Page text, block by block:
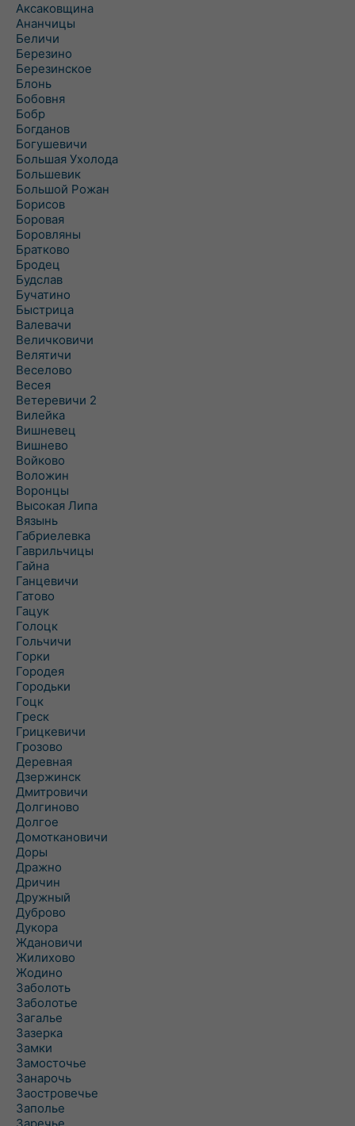
Аксаковщина
Ананчицы
Беличи
Березино
Березинское
Блонь
Бобовня
Бобр
Богданов
Богушевичи
Большая Ухолода
Большевик
Большой Рожан
Борисов
Боровая
Боровляны
Братково
Бродец
Будслав
Бучатино
Быстрица
Валевачи
Величковичи
Велятичи
Веселово
Весея
Ветеревичи 2
Вилейка
Вишневец
Вишнево
Войково
Воложин
Воронцы
Высокая Липа
Вязынь
Габриелевка
Гаврильчицы
Гайна
Ганцевичи
Гатово
Гацук
Голоцк
Гольчичи
Горки
Городея
Городьки
Гоцк
Греск
Грицкевичи
Грозово
Деревная
Дзержинск
Дмитровичи
Долгиново
Долгое
Домоткановичи
Доры
Дражно
Дричин
Дружный
Дуброво
Дукора
Ждановичи
Жилихово
Жодино
Заболоть
Заболотье
Загалье
Зазерка
Замки
Замосточье
Занарочь
Заостровечье
Заполье